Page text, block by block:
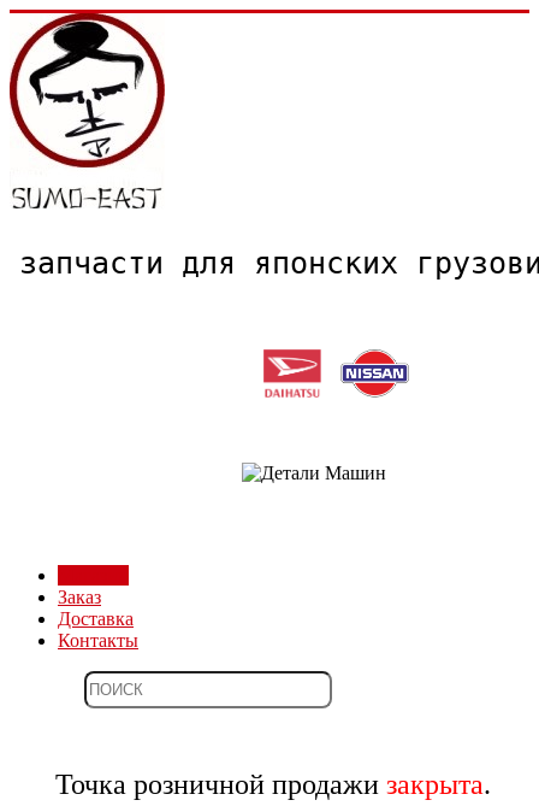
запчасти для японских
Заказ
Доставка
Контакты
Точка розничной продажи закрыта.